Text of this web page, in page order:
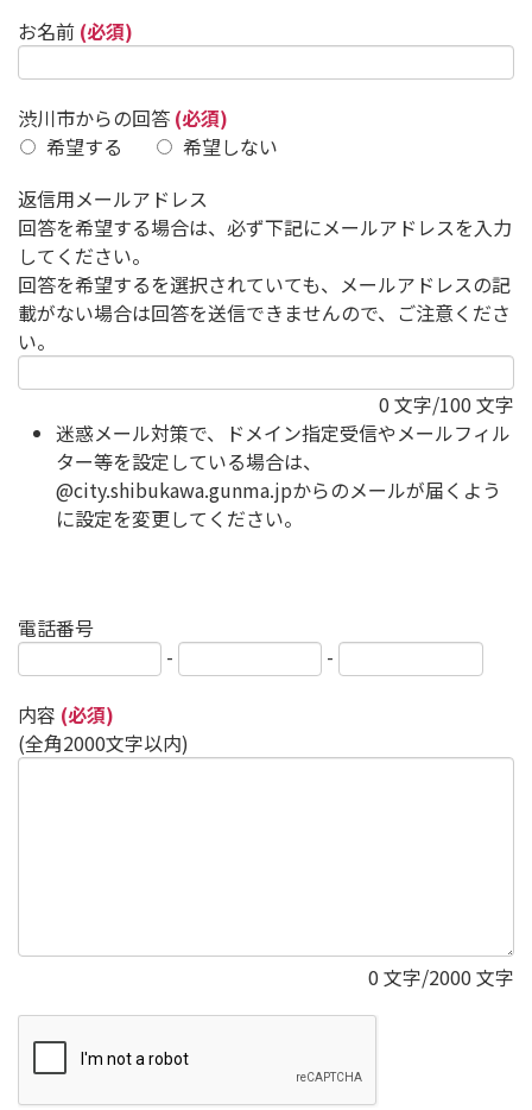
お名前 (必須)
渋川市からの回答 (必須)
希望する
希望しない
返信用メールアドレス
回答を希望する場合は、必ず下記にメールアドレスを入力
してください。
回答を希望するを選択されていても、メールアドレスの記
載がない場合は回答を送信できませんので、ご注意くださ
い。
0 文字/100 文字
迷惑メール対策で、ドメイン指定受信やメールフィル
ター等を設定している場合は、
@city.shibukawa.gunma.jpからのメールが届くよう
に設定を変更してください。
電話番号
-
-
内容 (必須)
(全角2000文字以内)
0 文字/2000 文字